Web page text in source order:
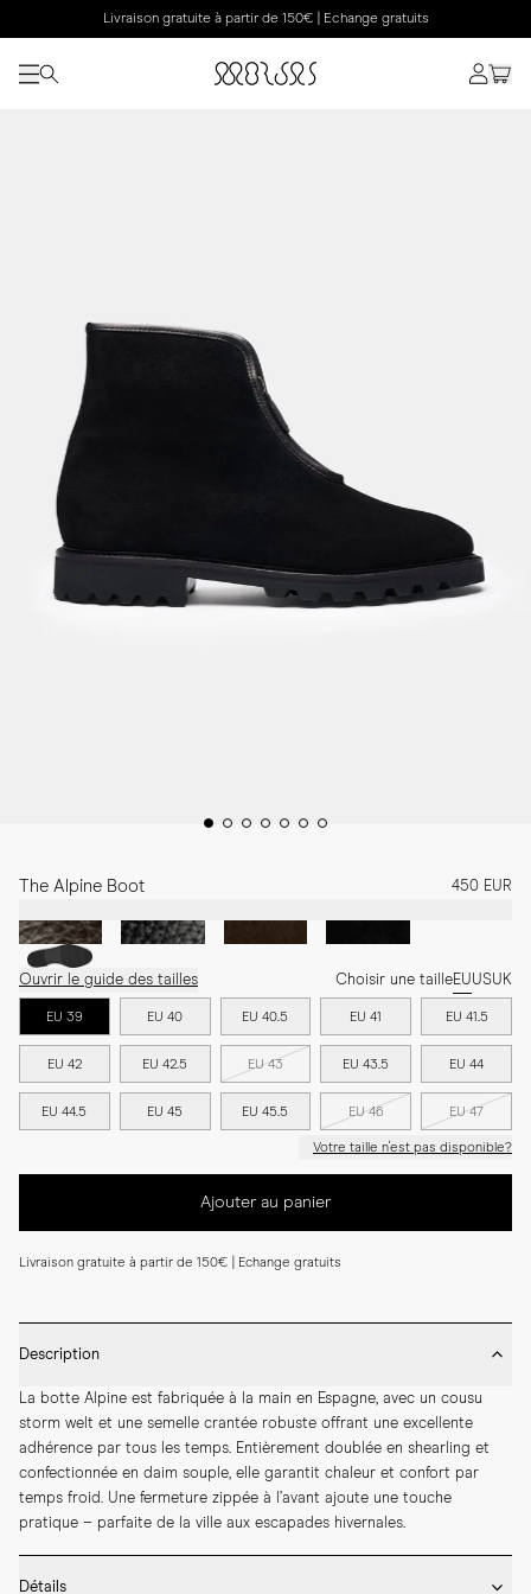
Livraison gratuite à partir de 150€ | Echange gratuits
The Alpine Boot 450 EUR
Ouvrir le guide des tailles Choisir une tailleEUUSUK
EU 39 EU 40 EU 40.5 EU 41 EU 41.5
EU 42 EU 42.5 EU 43 EU 43.5 EU 44
EU 44.5 EU 45 EU 45.5 EU 46 EU 47
Votre taille n'est pas disponible?
Ajouter au panier
Livraison gratuite à partir de 150€ | Echange gratuits
Description
La botte Alpine est fabriquée à la main en Espagne, avec un cousu
storm welt et une semelle crantée robuste offrant une excellente
adhérence par tous les temps. Entièrement doublée en shearling et
confectionnée en daim souple, elle garantit chaleur et confort par
temps froid. Une fermeture zippée à l’avant ajoute une touche
pratique – parfaite de la ville aux escapades hivernales.
Détails